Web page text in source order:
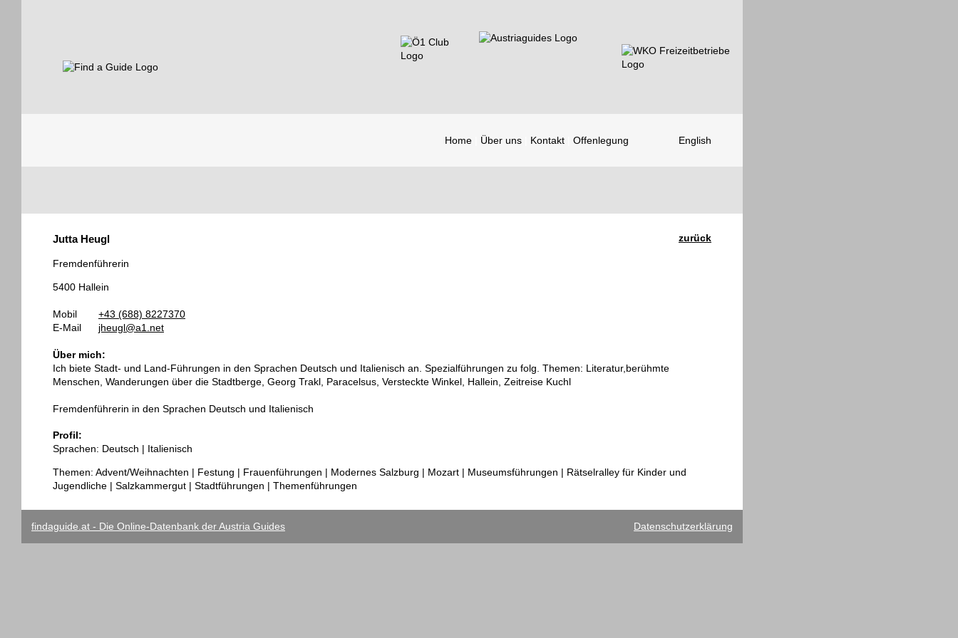
Home Über uns Kontakt Offenlegung English
Guides
zurück
Jutta Heugl
Fremdenführerin
5400 Hallein
Mobil
+43 (688) 8227370
E-Mail
jheugl@a1.net
Über mich:
Ich biete Stadt- und Land-Führungen in den Sprachen Deutsch und Italienisch an. Spezialführungen zu folg. Themen: Literatur,berühmte
Menschen, Wanderungen über die Stadtberge, Georg Trakl, Paracelsus, Versteckte Winkel, Hallein, Zeitreise Kuchl
Fremdenführerin in den Sprachen Deutsch und Italienisch
Profil:
Sprachen: Deutsch | Italienisch
Themen: Advent/Weihnachten | Festung | Frauenführungen | Modernes Salzburg | Mozart | Museumsführungen | Rätselralley für Kinder und
Jugendliche | Salzkammergut | Stadtführungen | Themenführungen
findaguide.at - Die Online-Datenbank der Austria Guides Datenschutzerklärung